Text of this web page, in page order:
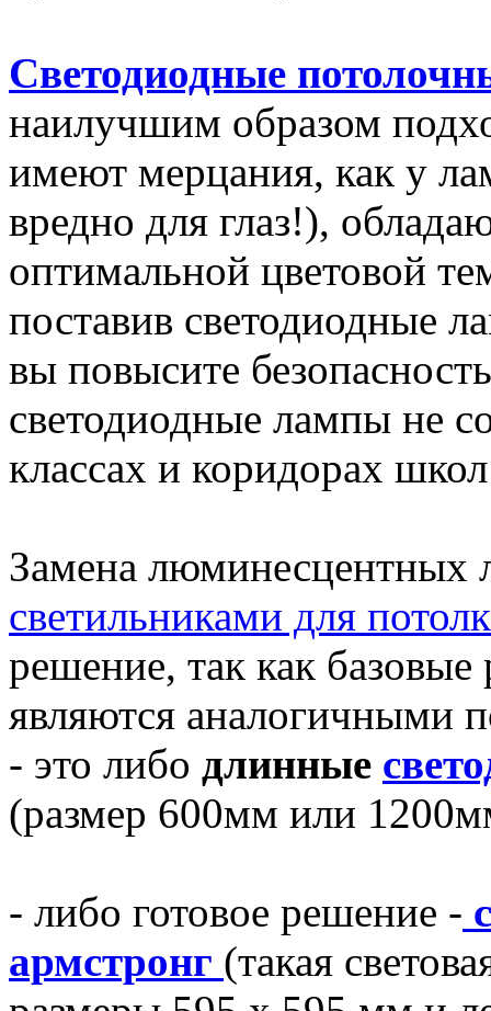
Светодиодные
наилучшим образом
имеют мерцания, как у
вредно для глаз!),
оптимальной цветовой
поставив светодиодные
вы повысите
светодиодные лампы не
классах и коридорах
Замена люминесцентных
светильниками для
решение, так как
являются аналогичными
- это либо длинные
(размер 600мм или
- либо готовое решение -
армстронг (такая